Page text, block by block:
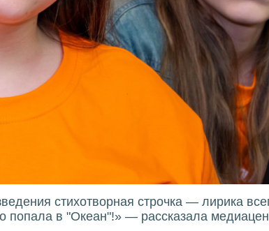
стихотворная строчка — лирика
попала в "Океан"!» — рассказала